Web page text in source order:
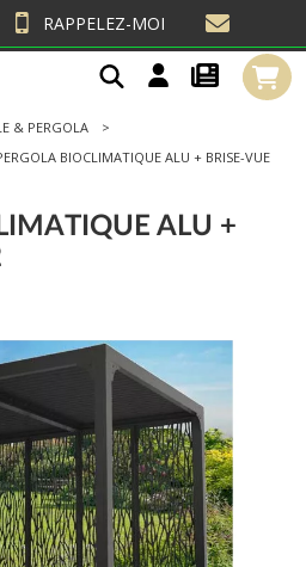
RAPPELEZ-MOI
& PERGOLA
BIOCLIMATIQUE ALU + BRISE-VUE
ALU +